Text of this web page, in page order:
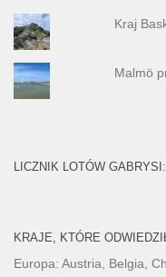
Kraj
Malmö
LICZNIK LOTÓW
KRAJE, KTÓRE
Europa: Austria, Belgia,